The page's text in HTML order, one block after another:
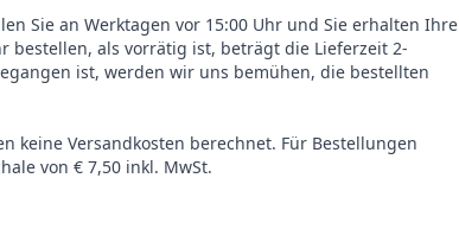
Sie an Werktagen vor 15:00 Uhr und Sie erhalten Ihre
bestellen, als vorrätig ist, beträgt die Lieferzeit 2-
ist, werden wir uns bemühen, die bestellten
keine Versandkosten berechnet. Für Bestellungen
von € 7,50 inkl. MwSt.